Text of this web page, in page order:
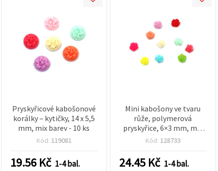
Pryskyřicové kabošonové
korálky – kytičky, 14 x 5,5
mm, mix barev - 10 ks
Kód: 119081
19.56 Kč 1-4 bal.
Mini kabošony ve tvaru
růže, polymerová
pryskyřice, 6×3 mm, mix
barev, sada 50 ks, na
scrapbooking a DIY
Kód: 128733
24.45 Kč 1-4 bal.